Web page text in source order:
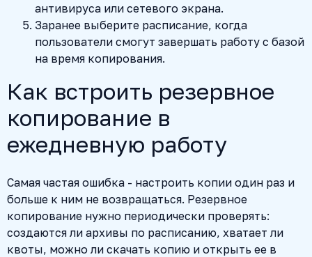
антивируса или сетевого экрана.
Заранее выберите расписание, когда
пользователи смогут завершать работу с базой
на время копирования.
Как встроить резервное
копирование в
ежедневную работу
Самая частая ошибка - настроить копии один раз и
больше к ним не возвращаться. Резервное
копирование нужно периодически проверять:
создаются ли архивы по расписанию, хватает ли
квоты, можно ли скачать копию и открыть ее в